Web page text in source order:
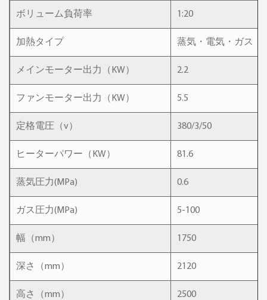
ボリューム負荷率 1:20
加熱タイプ 蒸気・電気・ガス
メインモーター出力（KW） 2.2
ファンモーター出力（KW） 5.5
定格電圧（v） 380/3/50
ヒーターパワー（KW） 81.6
蒸気圧力(MPa) 0.6
ガス圧力(MPa) 5-100
幅（mm） 1750
深さ（mm） 2120
高さ（mm） 2500